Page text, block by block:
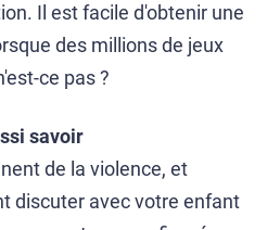
Il est facile d'obtenir une
des millions de jeux
ce pas ?
savoir
de la violence, et
discuter avec votre enfant